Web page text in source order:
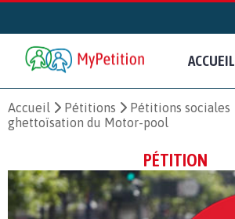
ACCUEIL
Accueil Pétitions Pétitions sociales
ghettoïsation du Motor-pool
PÉTITION